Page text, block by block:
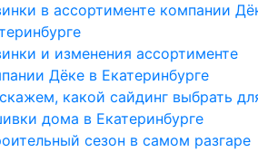
в ассортименте компании
и изменения ассортименте
Дёке в Екатеринбурге
какой сайдинг выбрать
дома в Екатеринбурге
сезон в самом разгаре